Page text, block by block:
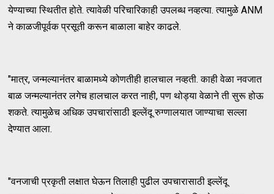
येण्याच्या स्थितीत होते. त्यावेळी परिचारिकाही उपलब्ध नव्हत्या. त्यामुळे ANM
ने काळजीपूर्वक प्रसूती करून बाळाला बाहेर काढले.
"मात्र, जन्मल्यानंतर बाळामध्ये कोणतीही हालचाल नव्हती. काही वेळा नवजात
बाळ जन्मल्यानंतर लगेच हालचाल करत नाही, पण थोड्या वेळाने ती सुरू होऊ
शकते. त्यामुळेच अधिक उपचारांसाठी इल्लेंदू रुग्णालयात जाण्याचा सल्ला
देण्यात आला.
"वनजाची प्रकृती लक्षात घेऊन तिलाही पुढील उपचारासाठी इल्लेंदू